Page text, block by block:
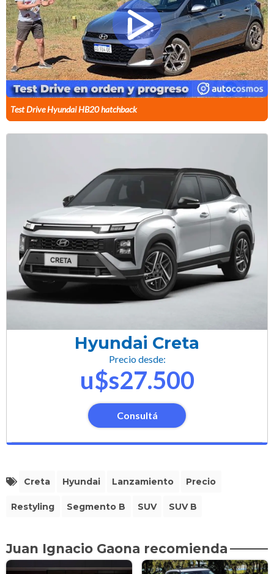
Test Drive Hyundai HB20 hatchback
Hyundai Creta
Precio desde:
u$s27.500
Consultá
Creta Hyundai Lanzamiento Precio
Restyling Segmento B SUV SUV B
Juan Ignacio Gaona recomienda